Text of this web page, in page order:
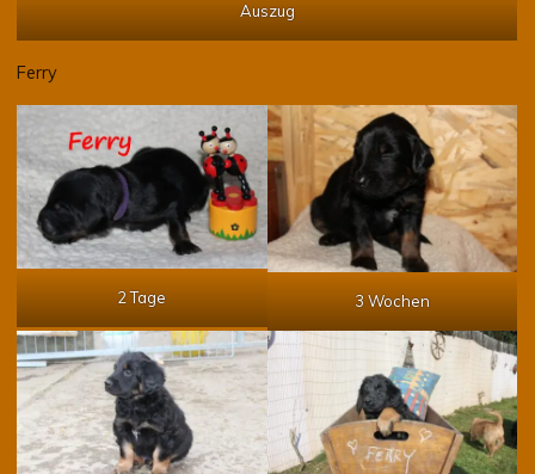
Auszug
Ferry
2 Tage 3 Wochen